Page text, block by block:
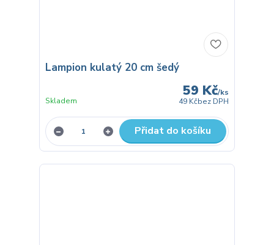
Lampion kulatý 20 cm šedý
59 Kč/ks
49 Kčbez DPH
Skladem
Přidat do košíku